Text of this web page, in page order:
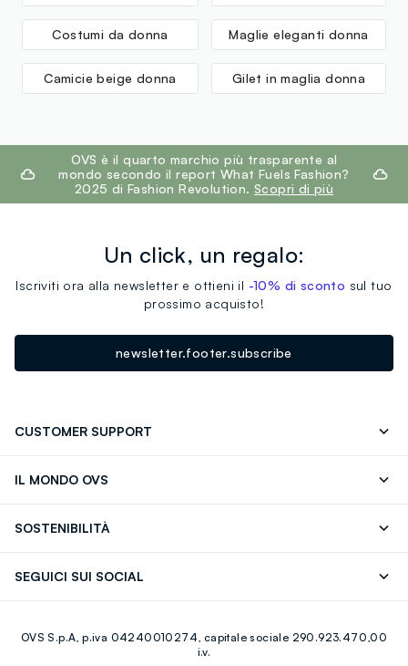
Costumi da donna Maglie eleganti donna
Camicie beige donna Gilet in maglia donna
footer.ariatitleOVS è il quarto marchio più trasparente al
mondo secondo il report What Fuels Fashion?
2025 di Fashion Revolution. Scopri di più
Un click, un regalo:
Iscriviti ora alla newsletter e ottieni il -10% di sconto sul tuo
prossimo acquisto!
newsletter.footer.subscribe
CUSTOMER SUPPORT
IL MONDO OVS
Giftcard
SOSTENIBILITÀ
SEGUICI SUI SOCIAL
Youtube Linkedin
OVS S.p.A, p.iva 04240010274, capitale sociale 290.923.470,00
i.v.